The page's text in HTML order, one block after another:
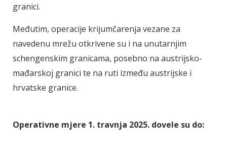
granici.
Međutim, operacije krijumčarenja vezane za
navedenu mrežu otkrivene su i na unutarnjim
schengenskim granicama, posebno na austrijsko-
mađarskoj granici te na ruti između austrijske i
hrvatske granice.
Operativne mjere 1. travnja 2025. dovele su do: